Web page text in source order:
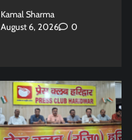
Kamal Sharma
August 6, 2026
0